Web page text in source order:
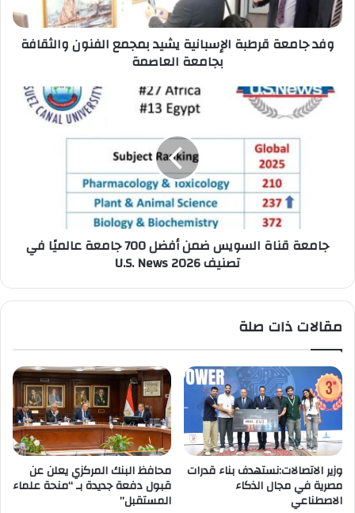
والثقافة
بجامعة
العاصمة
وفد جامعة قرطبة الإسبانية يشيد بمجمع الفنون والثقافة
بجامعة العاصمة
جامعة
تصنيف
جامعة قناة السويس ضمن أفضل 700 جامعة عالميًا في
تصنيف U.S. News 2026
مقالات ذات صلة
وزير الاتصالات:نستهدف بناء قدرات
مصرية في مجال الذكاء
الاصطناعي
محافظ البنك المركزي يعلن عن
قبول دفعة جديدة بـ “منحة علماء
المستقبل”